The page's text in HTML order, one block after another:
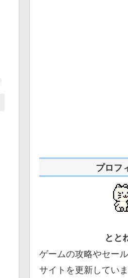
プロフ
とと
ゲームの攻略やセー
サイトを更新していま